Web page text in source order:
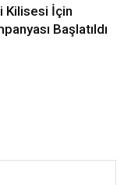
Kilisesi İçin
Başlatıldı